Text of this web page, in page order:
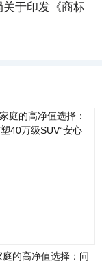
于印发《商标
庭的高净值选择：问